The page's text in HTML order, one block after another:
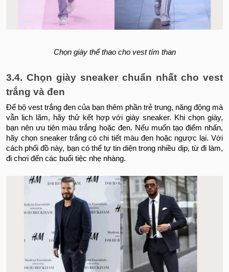
Chọn giày thể thao cho vest tím than
3.4. Chọn giày sneaker chuẩn nhất cho vest
trắng và đen
Để bộ vest trắng đen của bạn thêm phần trẻ trung, năng động mà
vẫn lịch lãm, hãy thử kết hợp với giày sneaker. Khi chọn giày,
bạn nên ưu tiên màu trắng hoặc đen. Nếu muốn tạo điểm nhấn,
hãy chọn sneaker trắng có chi tiết màu đen hoặc ngược lại. Với
cách phối đồ này, bạn có thể tự tin diện trong nhiều dịp, từ đi làm,
đi chơi đến các buổi tiệc nhẹ nhàng.